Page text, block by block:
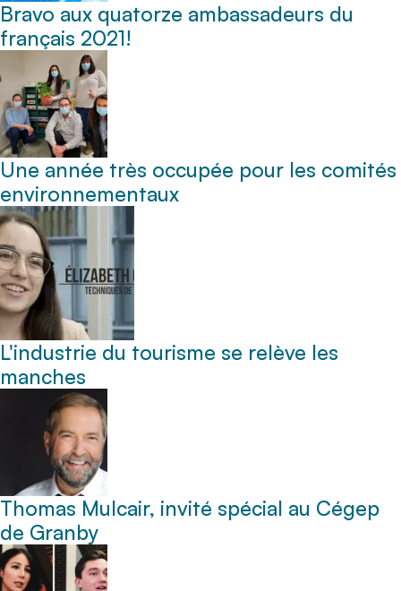
Bravo aux quatorze ambassadeurs du
français 2021!
Une année très occupée pour les comités
environnementaux
L'industrie du tourisme se relève les
manches
Thomas Mulcair, invité spécial au Cégep
de Granby